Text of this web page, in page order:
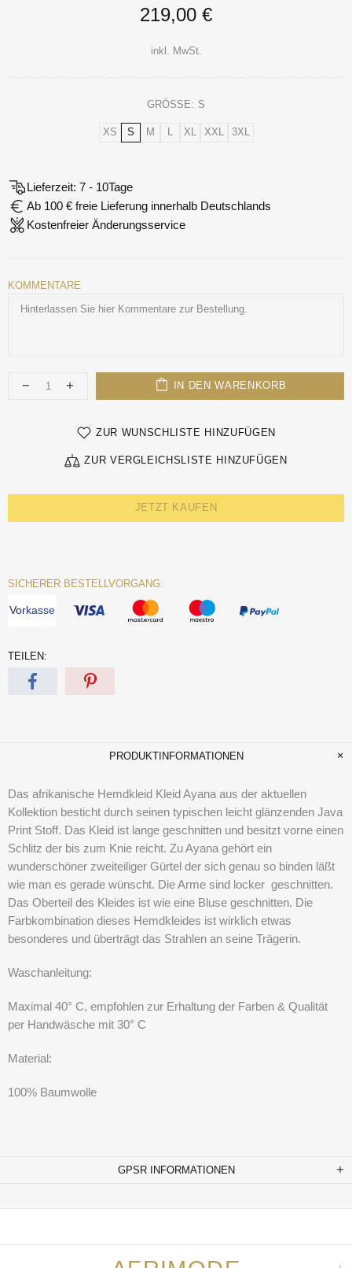
219,00 €
inkl. MwSt.
GRÖSSE: S
XS S M L XL XXL 3XL
Lieferzeit: 7 - 10Tage
Ab 100 € freie Lieferung innerhalb Deutschlands
Kostenfreier Änderungsservice
KOMMENTARE
IN DEN WARENKORB
ZUR WUNSCHLISTE HINZUFÜGEN
ZUR VERGLEICHSLISTE HINZUFÜGEN
JETZT KAUFEN
SICHERER BESTELLVORGANG:
Vorkasse
TEILEN:
PRODUKTINFORMATIONEN
Das afrikanische Hemdkleid Kleid Ayana aus der aktuellen
Kollektion besticht durch seinen typischen leicht glänzenden Java
Print Stoff. Das Kleid ist lange geschnitten und besitzt vorne einen
Schlitz der bis zum Knie reicht. Zu Ayana gehört ein
wunderschöner zweiteiliger Gürtel der sich genau so binden läßt
wie man es gerade wünscht. Die Arme sind locker geschnitten.
Das Oberteil des Kleides ist wie eine Bluse geschnitten. Die
Farbkombination dieses Hemdkleides ist wirklich etwas
besonderes und überträgt das Strahlen an seine Trägerin.
Waschanleitung:
Maximal 40° C, empfohlen zur Erhaltung der Farben & Qualität
per Handwäsche mit 30° C
Material:
100% Baumwolle
GPSR INFORMATIONEN